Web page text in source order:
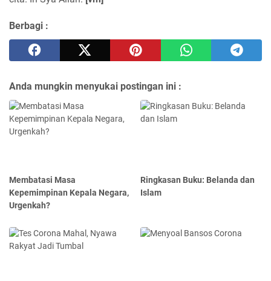
Berbagi :
Anda mungkin menyukai postingan ini :
Membatasi Masa
Kepemimpinan Kepala Negara,
Urgenkah?
Ringkasan Buku: Belanda dan
Islam